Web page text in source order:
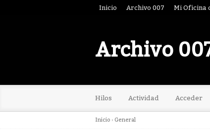
Inicio Archivo 007 Mi Oficina
Archivo
Hilos Actividad Acceder
Inicio › General